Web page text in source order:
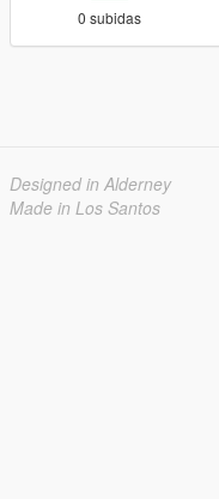
0 subidas
Designed in Alderney
Made in Los Santos